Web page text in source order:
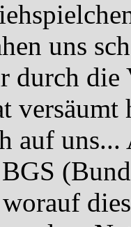
uns
durch die
versäumt
auf